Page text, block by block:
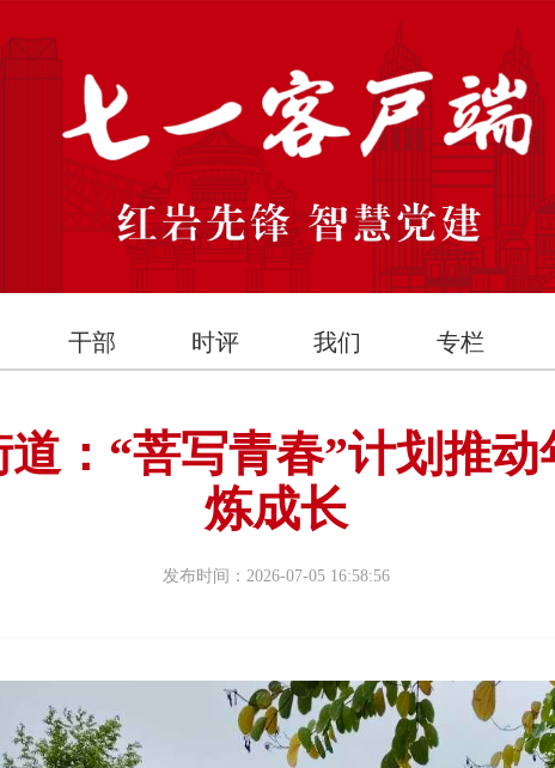
干部 时评 我们 专栏
：“菩写青春”计划推
炼成长
发布时间：2026-07-05 16:58:56